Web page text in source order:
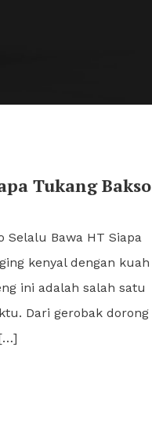
Tukang Bakso
Selalu Bawa HT Siapa
kenyal dengan kuah
ini adalah salah satu
Dari gerobak dorong